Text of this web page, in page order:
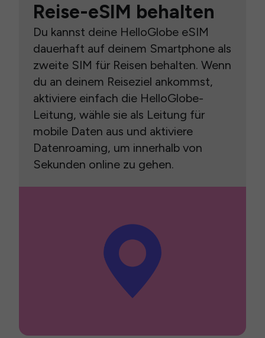
Reise-eSIM behalten
Du kannst deine HelloGlobe eSIM
dauerhaft auf deinem Smartphone als
zweite SIM für Reisen behalten. Wenn
du an deinem Reiseziel ankommst,
aktiviere einfach die HelloGlobe-
Leitung, wähle sie als Leitung für
mobile Daten aus und aktiviere
Datenroaming, um innerhalb von
Sekunden online zu gehen.